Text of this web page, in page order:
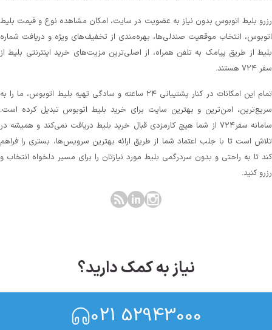
رزرو بلیط اتوبوس بدون نیاز به عضویت در سایت، امکان مشاهده نوع و قیمت بلیط
اتوبوس، انتخاب موقعیت صندلی‌ها، بهره‌مندی از تخفیف‌های ویژه و دریافت شماره‌
بلیط از طریق پیامک به تلفن همراه، از اصلی‌ترین مزیت‌های خرید اینترنتی بلیط از
سفر ۷۲۴ هستند.
تمام این امکانات در کنار پشتیبانی‌ ۲۴ ساعته و سادگی تهیه بلیط اتوبوس، ما را به
سریع‌ترین، امن‌ترین و بهترین سایت برای خرید بلیط اتوبوس تبدیل کرده است.
سامانه سفر۷۲۴ از شما هیچ کارمزدی قبال خرید بلیط دریافت نمی‌کند و همیشه در
تلاش است تا با جلب اعتماد شما از طریق ارائه بهترین سرویس‌ها، بستری را فراهم
کند تا به راحتی و بدون سردرگمی بلیط مورد نیازتان را برای مسیر دلخواه انتخاب و
رزرو کنید.
نیاز به کمک دارید؟
021 52943000